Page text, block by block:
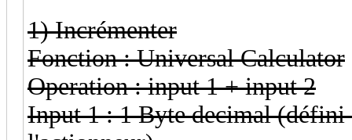
1) Incrémenter
Fonction : Universal Calculator
Operation : input 1 + input 2
Input 1 : 1 Byte decimal (défini